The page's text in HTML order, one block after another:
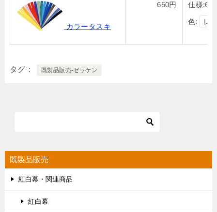
カラータスキ
650円 仕様
色:
タグ 既製品販売-ゼッケン
既製品販売
紅白幕・関連商品
紅白幕